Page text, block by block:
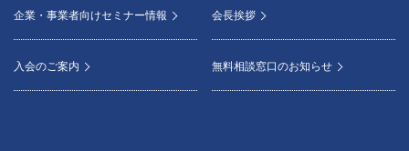
企業・事業者向けセミナー情報
入会のご案内
会長挨拶
無料相談窓口のお知らせ